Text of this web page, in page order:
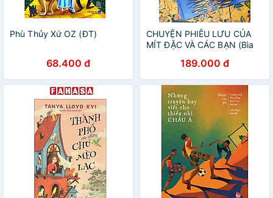
Phù Thủy Xứ OZ (ĐT)
68.400 đ
CHUYỆN PHIÊU LƯU CỦA
MÍT ĐẶC VÀ CÁC BẠN (Bìa
189.000 đ